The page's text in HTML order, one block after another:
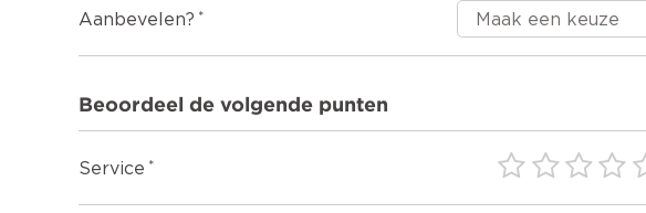
Aanbevelen?
Beoordeel de volgende punten
Service